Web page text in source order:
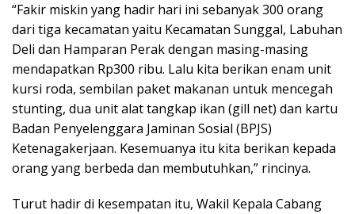
“Fakir miskin yang hadir hari ini sebanyak 300 orang
dari tiga kecamatan yaitu Kecamatan Sunggal, Labuhan
Deli dan Hamparan Perak dengan masing-masing
mendapatkan Rp300 ribu. Lalu kita berikan enam unit
kursi roda, sembilan paket makanan untuk mencegah
stunting, dua unit alat tangkap ikan (gill net) dan kartu
Badan Penyelenggara Jaminan Sosial (BPJS)
Ketenagakerjaan. Kesemuanya itu kita berikan kepada
orang yang berbeda dan membutuhkan,” rincinya.
Turut hadir di kesempatan itu, Wakil Kepala Cabang